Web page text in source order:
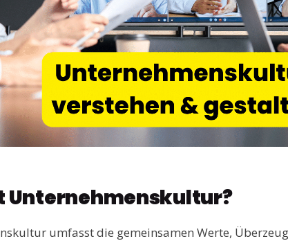
Unternehmenskultur?
umfasst die gemeinsamen Werte,